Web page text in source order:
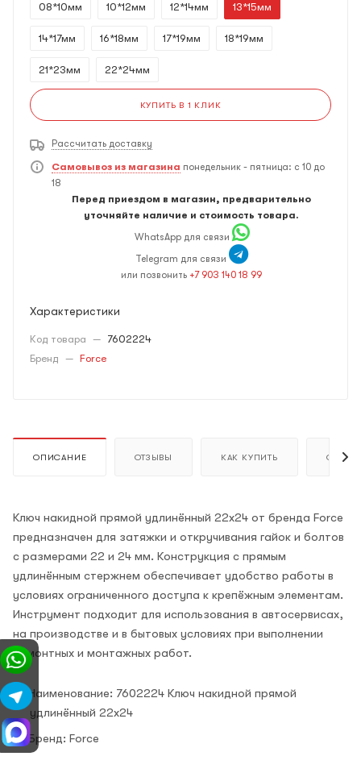
08*10мм
10*12мм 12*14мм 13*15мм
14*17мм 16*18мм 17*19мм 18*19мм
21*23мм 22*24мм
КУПИТЬ В 1 КЛИК
Рассчитать доставку
Самовывоз из магазина понедельник - пятница: с 10 до
18
Перед приездом в магазин, предварительно
уточняйте наличие и стоимость товара.
WhatsApp для связи
Telegram для связи
или позвонить +7 903 140 18 99
Характеристики
Код товара — 7602224
Бренд — Force
ОПИСАНИЕ ОТЗЫВЫ КАК КУПИТЬ ОПЛАТА
Ключ накидной прямой удлинённый 22х24 от бренда Force
предназначен для затяжки и откручивания гайок и болтов
с размерами 22 и 24 мм. Конструкция с прямым
удлинённым стержнем обеспечивает удобство работы в
условиях ограниченного доступа к крепёжным элементам.
Инструмент подходит для использования в автосервисах,
на производстве и в бытовых условиях при выполнении
ремонтных и монтажных работ.
Наименование: 7602224 Ключ накидной прямой
удлинённый 22х24
Бренд: Force